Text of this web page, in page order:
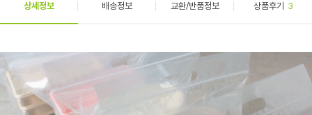
상세정보 배송정보 교환/반품정보 상품후기 3